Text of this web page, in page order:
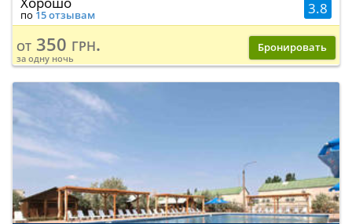
3.8
по 15 отзывам
от 350 грн.
за одну ночь
Бронировать